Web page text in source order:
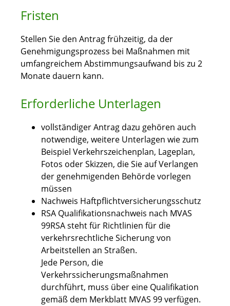
Fristen
Stellen Sie den Antrag frühzeitig, da der
Genehmigungsprozess bei Maßnahmen mit
umfangreichem Abstimmungsaufwand bis zu 2
Monate dauern kann.
Erforderliche Unterlagen
vollständiger Antrag dazu gehören auch
notwendige, weitere Unterlagen wie zum
Beispiel Verkehrszeichenplan, Lageplan,
Fotos oder Skizzen, die Sie auf Verlangen
der genehmigenden Behörde vorlegen
müssen
Nachweis Haftpflichtversicherungsschutz
RSA Qualifikationsnachweis nach MVAS
99RSA steht für Richtlinien für die
verkehrsrechtliche Sicherung von
Arbeitstellen an Straßen.
Jede Person, die
Verkehrssicherungsmaßnahmen
durchführt, muss über eine Qualifikation
gemäß dem Merkblatt MVAS 99 verfügen.